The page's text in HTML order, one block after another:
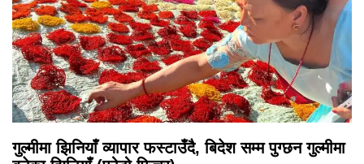
गुल्मीमा झिनियाँ व्यापार फस्टाउँदै, बिदेश सम्म पुग्छन गुल्मीमा